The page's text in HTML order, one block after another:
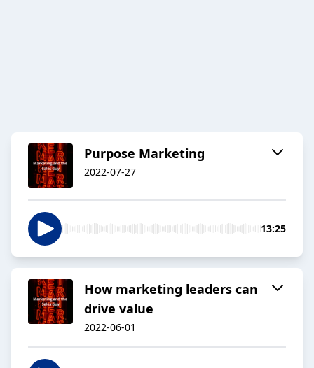
Purpose Marketing
2022-07-27
13:25
How marketing leaders can
drive value
2022-06-01